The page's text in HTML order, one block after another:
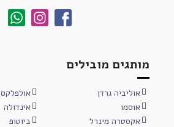
מותגים מובילים
אוליביה גרדן
אולפלקס
אוסמו
אינדולה
אקסטרה מינרל
ביוטופ